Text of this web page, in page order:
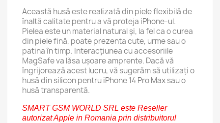
Această husă este realizată din piele flexibilă de
înaltă calitate pentru a vă proteja iPhone-ul.
Pielea este un material natural și, la fel ca o curea
din piele fină, poate prezenta cute, urme sau o
patina în timp. Interacțiunea cu accesoriile
MagSafe va lăsa ușoare amprente. Dacă vă
îngrijorează acest lucru, vă sugerăm să utilizați o
husă din silicon pentru iPhone 14 Pro Max sau o
husă transparentă.
SMART GSM WORLD SRL este Reseller
autorizat Apple in Romania prin distribuitorul